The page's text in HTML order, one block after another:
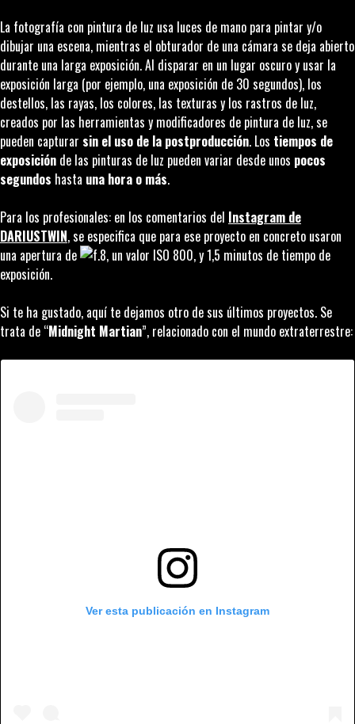
La fotografía con pintura de luz usa luces de mano para pintar y/o
dibujar una escena, mientras el obturador de una cámara se deja abierto
durante una larga exposición. Al disparar en un lugar oscuro y usar la
exposición larga (por ejemplo, una exposición de 30 segundos), los
destellos, las rayas, los colores, las texturas y los rastros de luz,
creados por las herramientas y modificadores de pintura de luz, se
pueden capturar sin el uso de la postproducción. Los tiempos de
exposición de las pinturas de luz pueden variar desde unos pocos
segundos hasta una hora o más.
Para los profesionales: en los comentarios del Instagram de
DARIUSTWIN, se especifica que para ese proyecto en concreto usaron
una apertura de
.8, un valor ISO 800, y 1,5 minutos de tiempo de
exposición.
Si te ha gustado, aquí te dejamos otro de sus últimos proyectos. Se
trata de “Midnight Martian”, relacionado con el mundo extraterrestre:
Ver esta publicación en Instagram